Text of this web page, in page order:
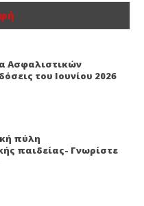
Ασφαλιστικών
του Ιουνίου 2026
πύλη
παιδείας- Γνωρίστε